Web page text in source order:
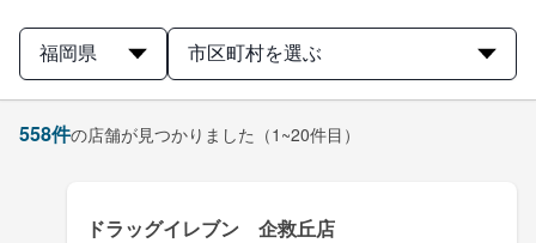
福岡県 市区町村を選ぶ
558件の店舗が見つかりました （1~20件目）
ドラッグイレブン 企救丘店